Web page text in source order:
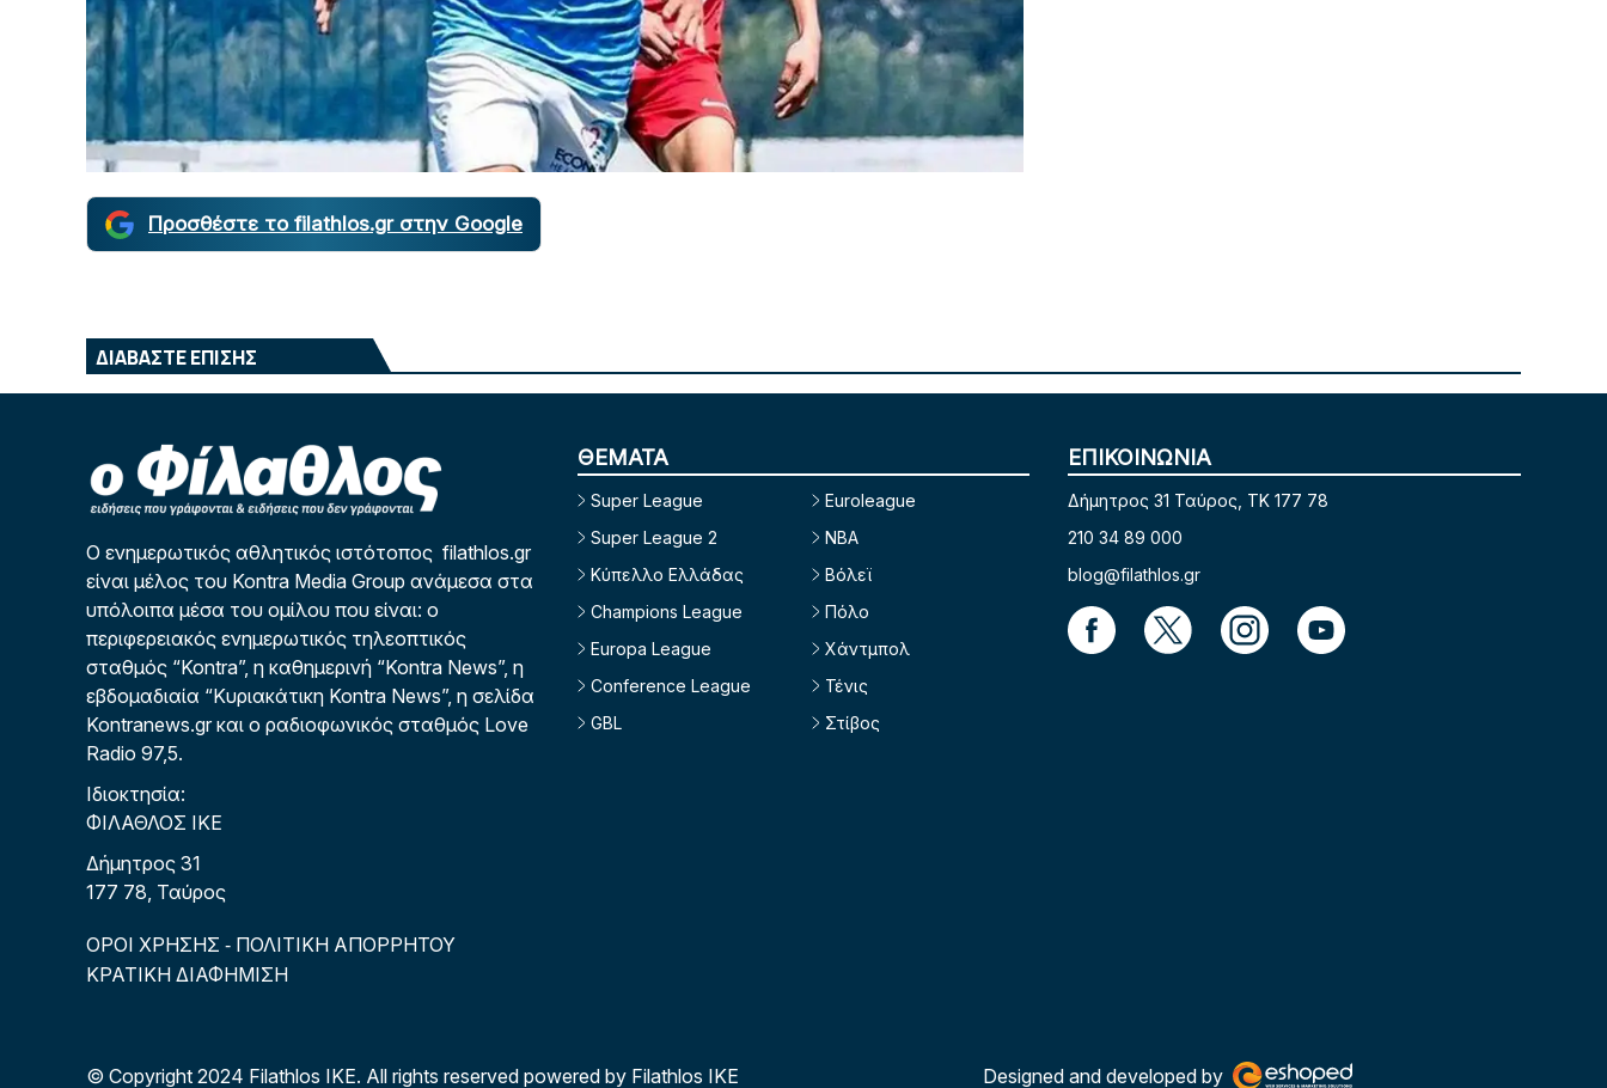
Προσθέστε το filathlos.gr στην Google
ΔΙΑΒΑΣΤΕ ΕΠΙΣΗΣ
Ο ενημερωτικός αθλητικός ιστότοπος filathlos.gr
είναι μέλος του Kontra Media Group ανάμεσα στα
υπόλοιπα μέσα του ομίλου που είναι: ο
περιφερειακός ενημερωτικός τηλεοπτικός
σταθμός “Kontra”, η καθημερινή “Kontra News”, η
εβδομαδιαία “Κυριακάτικη Kontra News”, η σελίδα
Kontranews.gr και ο ραδιοφωνικός σταθμός Love
Radio 97,5.
Ιδιοκτησία:
ΦΙΛΑΘΛΟΣ ΙΚΕ
Δήμητρος 31
177 78, Ταύρος
ΟΡΟΙ ΧΡΗΣΗΣ - ΠΟΛΙΤΙΚΗ ΑΠΟΡΡΗΤΟΥ
ΚΡΑΤΙΚΗ ΔΙΑΦΗΜΙΣΗ
ΘΕΜΑΤΑ
Super League
Super League 2
Κύπελλο Ελλάδας
Champions League
Europa League
Conference League
GBL
Euroleague
NBA
Βόλεϊ
Πόλο
Χάντμπολ
Τένις
Στίβος
ΕΠΙΚΟΙΝΩΝΙΑ
Δήμητρος 31 Ταύρος, TK 177 78
210 34 89 000
blog@filathlos.gr
© Copyright 2024 Filathlos ΙΚΕ. All rights reserved powered by Filathlos ΙΚΕ Designed and developed by